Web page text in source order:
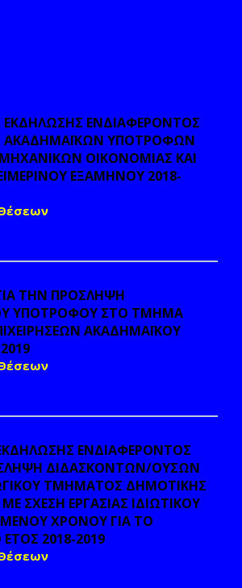
ΕΚΔΗΛΩΣΗΣ ΕΝΔΙΑΦΕΡΟΝΤΟΣ
ΑΚΑΔΗΜΑΪΚΩΝ ΥΠΟΤΡΟΦΩΝ
ΟΙΚΟΝΟΜΙΑΣ ΚΑΙ
ΕΞΑΜΗΝΟΥ 2018-
ΤΗΝ ΠΡΟΣΛΗΨΗ
ΥΠΟΤΡΟΦΟΥ ΣΤΟ ΤΜΗΜΑ
ΑΚΑΔΗΜΑΪΚΟΥ
ΕΝΔΙΑΦΕΡΟΝΤΟΣ
ΔΙΔΑΣΚΟΝΤΩΝ/ΟΥΣΩΝ
ΤΜΗΜΑΤΟΣ ΔΗΜΟΤΙΚΗΣ
ΣΧΕΣΗ ΕΡΓΑΣΙΑΣ ΙΔΙΩΤΙΚΟΥ
ΧΡΟΝΟΥ ΓΙΑ ΤΟ
2018-2019